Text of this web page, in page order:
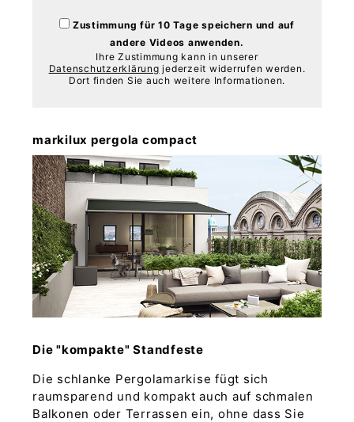
Zustimmung für 10 Tage speichern und auf
andere Videos anwenden.
Ihre Zustimmung kann in unserer
Datenschutzerklärung jederzeit widerrufen werden.
Dort finden Sie auch weitere Informationen.
markilux pergola compact
Die "kompakte" Standfeste
Die schlanke Pergolamarkise fügt sich
raumsparend und kompakt auch auf schmalen
Balkonen oder Terrassen ein, ohne dass Sie